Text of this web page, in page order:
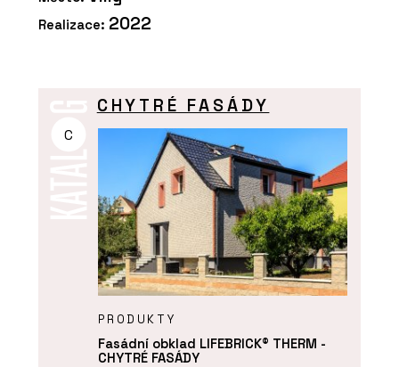
Realizace: 2022
C
CHYTRÉ FASÁDY
PRODUKTY
Fasádní obklad LIFEBRICK® THERM -
CHYTRÉ FASÁDY